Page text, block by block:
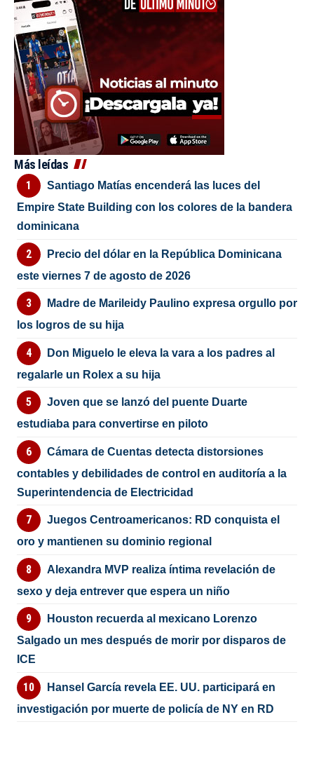
Más leídas
Santiago Matías encenderá las luces del
Empire State Building con los colores de la bandera
dominicana
Precio del dólar en la República Dominicana
este viernes 7 de agosto de 2026
Madre de Marileidy Paulino expresa orgullo por
los logros de su hija
Don Miguelo le eleva la vara a los padres al
regalarle un Rolex a su hija
Joven que se lanzó del puente Duarte
estudiaba para convertirse en piloto
Cámara de Cuentas detecta distorsiones
contables y debilidades de control en auditoría a la
Superintendencia de Electricidad
Juegos Centroamericanos: RD conquista el
oro y mantienen su dominio regional
Alexandra MVP realiza íntima revelación de
sexo y deja entrever que espera un niño
Houston recuerda al mexicano Lorenzo
Salgado un mes después de morir por disparos de
ICE
Hansel García revela EE. UU. participará en
investigación por muerte de policía de NY en RD